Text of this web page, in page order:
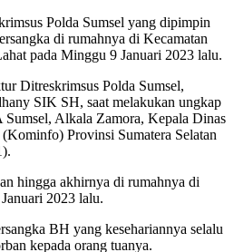
Polda Sumsel yang dipimpin
di rumahnya di Kecamatan
pada Minggu 9 Januari 2023 lalu.
Ditreskrimsus Polda Sumsel,
SIK SH, saat melakukan ungkap
Sumsel, Alkala Zamora, Kepala Dinas
Provinsi Sumatera Selatan
hingga akhirnya di rumahnya di
2023 lalu.
BH yang kesehariannya selalu
kepada orang tuanya.